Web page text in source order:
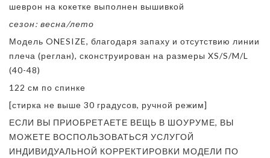
шеврон на кокетке выполнен вышивкой
сезон: весна/лето
Модель ONESIZE, благодаря запаху и отсутствию линии
плеча (реглан), сконструирован на размеры XS/S/M/L
(40-48)
122 см по спинке
[стирка не выше 30 градусов, ручной режим]
ЕСЛИ ВЫ ПРИОБРЕТАЕТЕ ВЕЩЬ В ШОУРУМЕ, ВЫ
МОЖЕТЕ ВОСПОЛЬЗОВАТЬСЯ УСЛУГОЙ
ИНДИВИДУАЛЬНОЙ КОРРЕКТИРОВКИ МОДЕЛИ ПО